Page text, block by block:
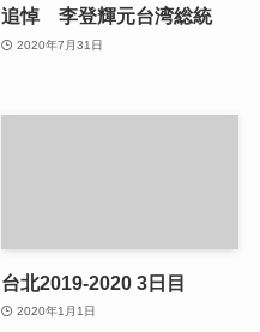
追悼 李登輝元台湾総統
2020年7月31日
台北2019-2020 3日目
2020年1月1日